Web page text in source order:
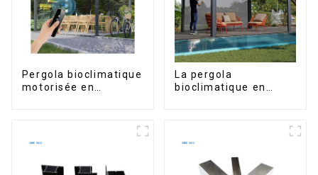
Pergola bioclimatique
motorisée en
pour terrasse
La pergola
bioclimatique en
une utilisation sur